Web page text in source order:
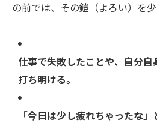
の前では、その鎧（よろい）を
仕事で失敗したことや、自分
打ち明ける。
「今日は少し疲れちゃったな